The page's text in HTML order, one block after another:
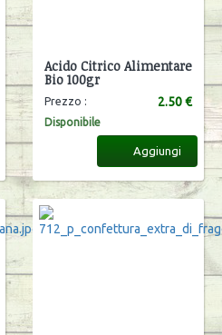
Acido Citrico Alimentare
Bio 100gr
Prezzo : 2.50 €
Disponibile
Aggiungi